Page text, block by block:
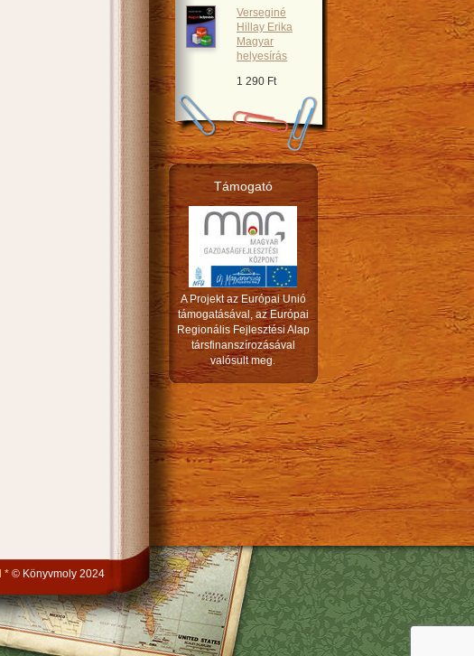
Verseginé
Hillay Erika
Magyar
helyesírás
1 290 Ft
Támogató
A Projekt az Európai Unió
támogatásával, az Európai
Regionális Fejlesztési Alap
társfinanszírozásával
valósult meg.
© Könyvmoly 2024